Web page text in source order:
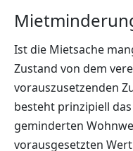
Ist die Mietsache
Zustand von dem
vorauszusetzenden
besteht prinzipiell
geminderten
vorausgesetzten